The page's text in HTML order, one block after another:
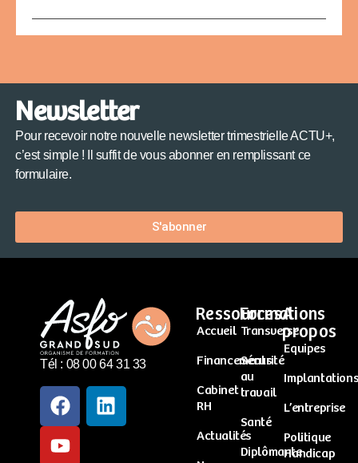
Newsletter
Pour recevoir notre nouvelle newsletter trimestrielle ACTU+,
c’est simple ! Il suffit de vous abonner en remplissant ce
formulaire.
S'abonner
Tél : 08 00 64 31 33
Ressources
Accueil
Financements
Cabinet
RH
Actualités
Formations
Transverse
Sécurité
au
travail
Santé
Diplômante
A
propos
Equipes
Implantations
L’entreprise
Politique
Handicap